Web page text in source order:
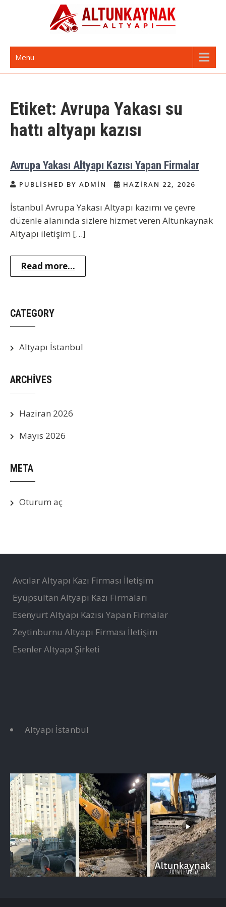
Altunkaynak Altyapı | Avrupa Yakası
Altyapı Firması
Menu
Etiket: Avrupa Yakası su
hattı altyapı kazısı
Avrupa Yakası Altyapı Kazısı Yapan Firmalar
PUBLISHED BY ADMIN HAZIRAN 22, 2026
İstanbul Avrupa Yakası Altyapı kazımı ve çevre
düzenle alanında sizlere hizmet veren Altunkaynak
Altyapı iletişim […]
Read more...
CATEGORY
Altyapı İstanbul
ARCHIVES
Haziran 2026
Mayıs 2026
META
Oturum aç
Avcılar Altyapı Kazı Firması İletişim
Eyüpsultan Altyapı Kazı Firmaları
Esenyurt Altyapı Kazısı Yapan Firmalar
Zeytinburnu Altyapı Firması İletişim
Esenler Altyapı Şirketi
Altyapı İstanbul